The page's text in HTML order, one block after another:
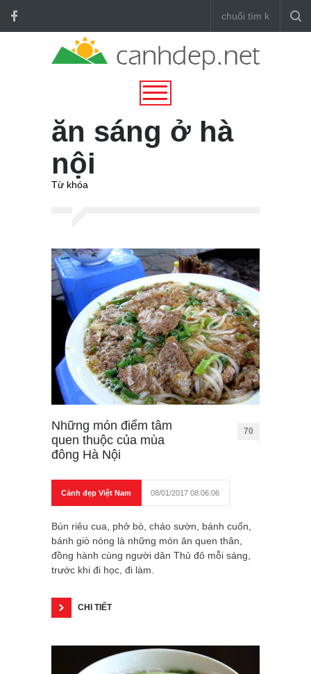
ăn sáng ở hà
nội
Từ khóa
Những món điểm tâm
quen thuộc của mùa
đông Hà Nội
70
Cảnh đẹp Việt Nam 08/01/2017 08:06:06
Bún riêu cua, phở bò, cháo sườn, bánh cuốn,
bánh giò nóng là những món ăn quen thân,
đồng hành cùng người dân Thủ đô mỗi sáng,
trước khi đi học, đi làm.
CHI TIẾT